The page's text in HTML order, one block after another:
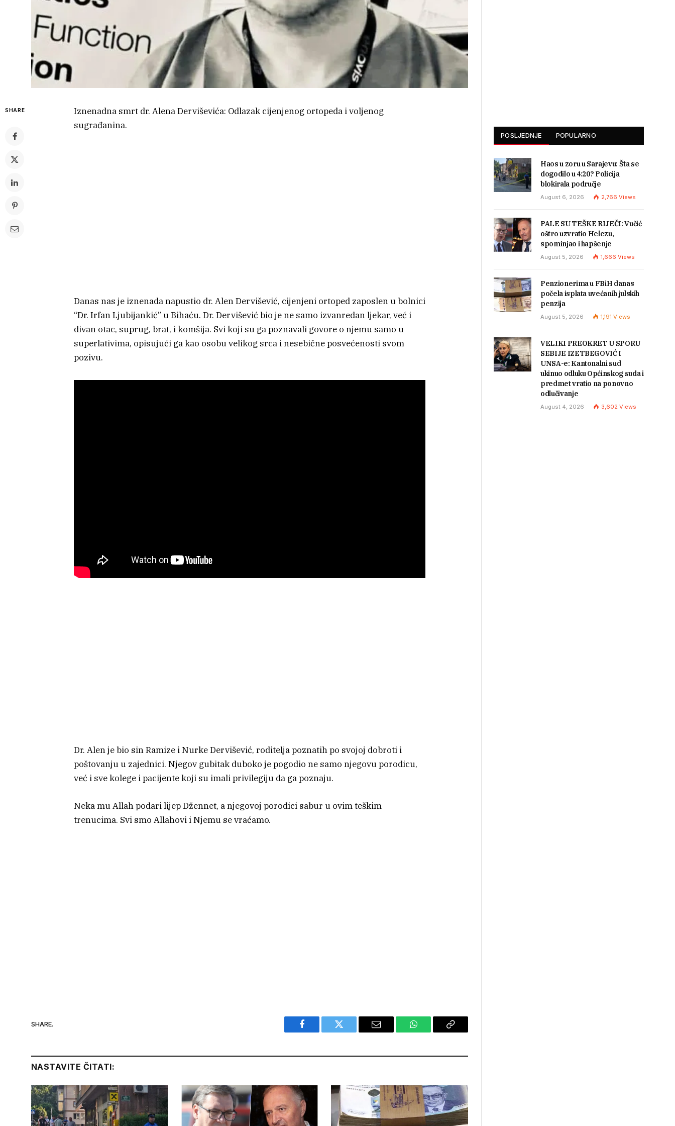
SHARE
Iznenadna smrt dr. Alena Derviševića: Odlazak cijenjenog ortopeda i voljenog
sugrađanina.
Danas nas je iznenada napustio dr. Alen Dervišević, cijenjeni ortoped zaposlen u bolnici
“Dr. Irfan Ljubijankić” u Bihaću. Dr. Dervišević bio je ne samo izvanredan ljekar, već i
divan otac, suprug, brat, i komšija. Svi koji su ga poznavali govore o njemu samo u
superlativima, opisujući ga kao osobu velikog srca i nesebične posvećenosti svom
pozivu.
Dr. Alen je bio sin Ramize i Nurke Dervišević, roditelja poznatih po svojoj dobroti i
poštovanju u zajednici. Njegov gubitak duboko je pogodio ne samo njegovu porodicu,
već i sve kolege i pacijente koji su imali privilegiju da ga poznaju.
Neka mu Allah podari lijep Džennet, a njegovoj porodici sabur u ovim teškim
trenucima. Svi smo Allahovi i Njemu se vraćamo.
SHARE.
Facebook Twitter Email WhatsAppCopy
NASTAVITE ČITATI:
POSLJEDNJE POPULARNO
Haos u zoru u Sarajevu: Šta se
dogodilo u 4:20? Policija
blokirala područje
August 6, 2026 2,766 Views
PALE SU TEŠKE RIJEČI: Vučić
oštro uzvratio Helezu,
spominjao i hapšenje
August 5, 2026 1,666 Views
Penzionerima u FBiH danas
počela isplata uvećanih julskih
penzija
August 5, 2026 1,191 Views
VELIKI PREOKRET U SPORU
SEBIJE IZETBEGOVIĆ I
UNSA-e: Kantonalni sud
ukinuo odluku Općinskog suda i
predmet vratio na ponovno
odlučivanje
August 4, 2026 3,602 Views